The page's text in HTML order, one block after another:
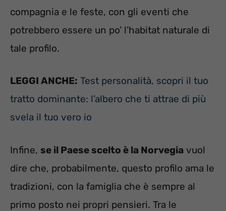
compagnia e le feste, con gli eventi che
potrebbero essere un po’ l’habitat naturale di
tale profilo.
LEGGI ANCHE: Test personalità, scopri il tuo
tratto dominante: l’albero che ti attrae di più
svela il tuo vero io
Infine, se il Paese scelto è la Norvegia vuol
dire che, probabilmente, questo profilo ama le
tradizioni, con la famiglia che è sempre al
primo posto nei propri pensieri. Tra le